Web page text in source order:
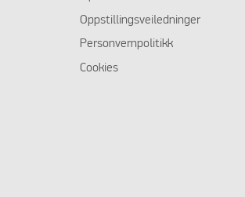
Oppstillingsveiledninger
Personvernpolitikk
Cookies